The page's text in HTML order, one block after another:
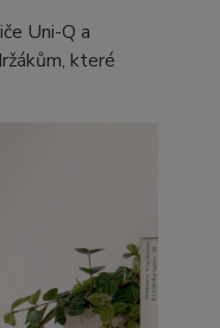
Uni-Q a
které